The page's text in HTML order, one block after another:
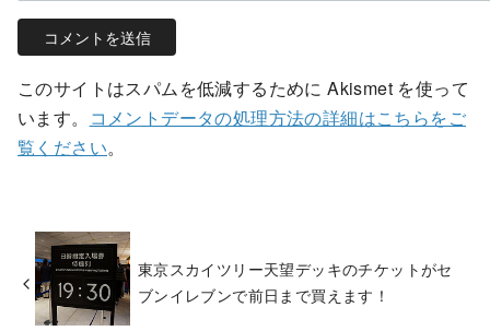
このサイトはスパムを低減するために Akismet を使って
います。
コメントデータの処理方法の詳細はこちらをご
覧ください。
東京スカイツリー天望デッキのチケットがセ
ブンイレブンで前日まで買えます！